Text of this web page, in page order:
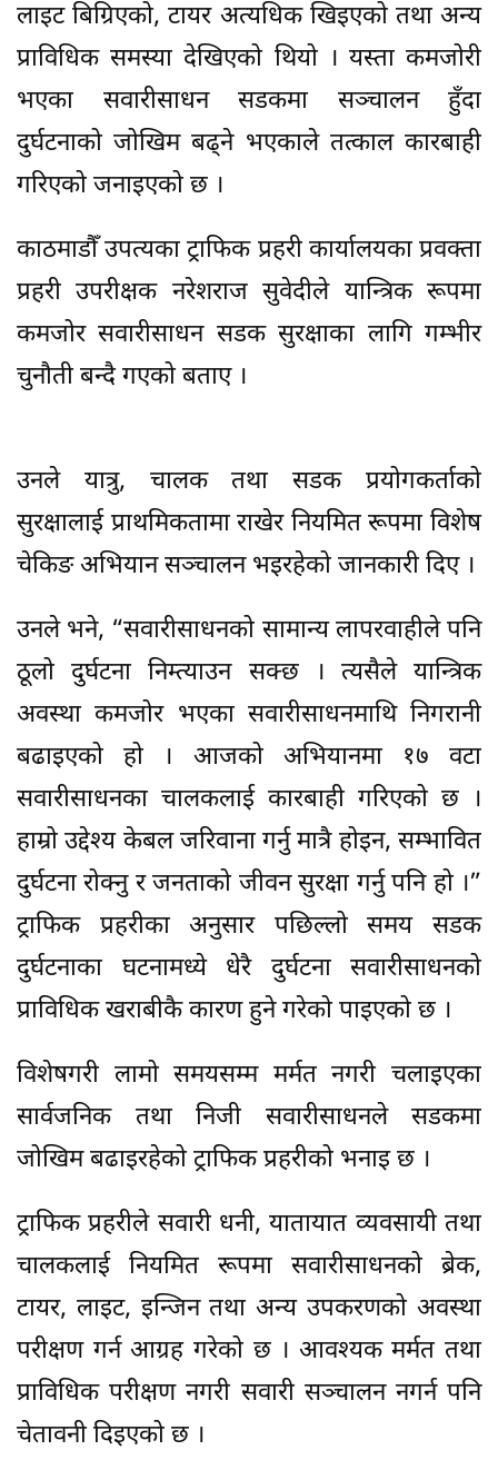
लाइट बिग्रिएको, टायर अत्यधिक खिइएको तथा अन्य
प्राविधिक समस्या देखिएको थियो । यस्ता कमजोरी
भएका सवारीसाधन सडकमा सञ्चालन हुँदा
दुर्घटनाको जोखिम बढ्ने भएकाले तत्काल कारबाही
गरिएको जनाइएको छ ।
काठमाडौँ उपत्यका ट्राफिक प्रहरी कार्यालयका प्रवक्ता
प्रहरी उपरीक्षक नरेशराज सुवेदीले यान्त्रिक रूपमा
कमजोर सवारीसाधन सडक सुरक्षाका लागि गम्भीर
चुनौती बन्दै गएको बताए ।
उनले यात्रु, चालक तथा सडक प्रयोगकर्ताको
सुरक्षालाई प्राथमिकतामा राखेर नियमित रूपमा विशेष
चेकिङ अभियान सञ्चालन भइरहेको जानकारी दिए ।
उनले भने, “सवारीसाधनको सामान्य लापरवाहीले पनि
ठूलो दुर्घटना निम्त्याउन सक्छ । त्यसैले यान्त्रिक
अवस्था कमजोर भएका सवारीसाधनमाथि निगरानी
बढाइएको हो । आजको अभियानमा १७ वटा
सवारीसाधनका चालकलाई कारबाही गरिएको छ ।
हाम्रो उद्देश्य केबल जरिवाना गर्नु मात्रै होइन, सम्भावित
दुर्घटना रोक्नु र जनताको जीवन सुरक्षा गर्नु पनि हो ।”
ट्राफिक प्रहरीका अनुसार पछिल्लो समय सडक
दुर्घटनाका घटनामध्ये धेरै दुर्घटना सवारीसाधनको
प्राविधिक खराबीकै कारण हुने गरेको पाइएको छ ।
विशेषगरी लामो समयसम्म मर्मत नगरी चलाइएका
सार्वजनिक तथा निजी सवारीसाधनले सडकमा
जोखिम बढाइरहेको ट्राफिक प्रहरीको भनाइ छ ।
ट्राफिक प्रहरीले सवारी धनी, यातायात व्यवसायी तथा
चालकलाई नियमित रूपमा सवारीसाधनको ब्रेक,
टायर, लाइट, इन्जिन तथा अन्य उपकरणको अवस्था
परीक्षण गर्न आग्रह गरेको छ । आवश्यक मर्मत तथा
प्राविधिक परीक्षण नगरी सवारी सञ्चालन नगर्न पनि
चेतावनी दिइएको छ ।